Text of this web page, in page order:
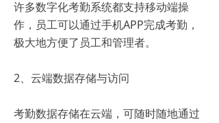
许多数字化考勤系统都支持移动端操
作，员工可以通过手机APP完成考勤，
极大地方便了员工和管理者。
2、云端数据存储与访问
考勤数据存储在云端，可随时随地通过